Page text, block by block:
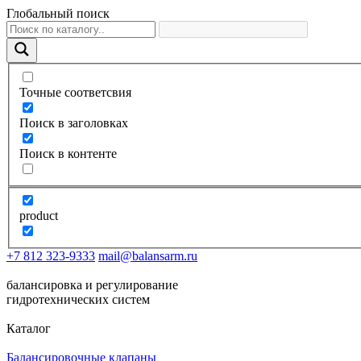
Глобальный поиск
Точные соответсвия
Поиск в заголовках
Поиск в контенте
product
+7 812 323-9333 mail@balansarm.ru
балансировка и регулирование
гидротехнических систем
Каталог
Балансировочные клапаны